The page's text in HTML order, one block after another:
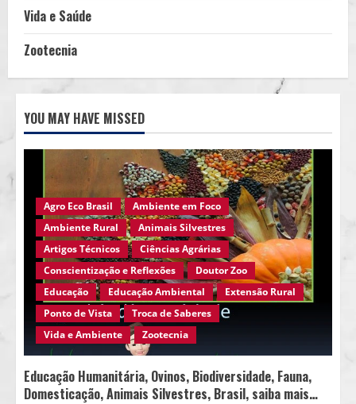
Vida e Saúde
Zootecnia
YOU MAY HAVE MISSED
Agro Eco Brasil
Ambiente em Foco
Ambiente Rural
Animais Silvestres
Artigos Técnicos
Ciências Agrárias
Conscientização e Reflexões
Doutor Zoo
Educação
Educação Ambiental
Extensão Rural
Ponto de Vista
Troca de Saberes
Vida e Ambiente
Zootecnia
Educação Humanitária, Ovinos, Biodiversidade, Fauna,
Domesticação, Animais Silvestres, Brasil, saiba mais…